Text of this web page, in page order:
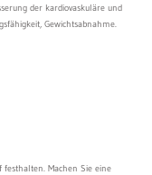
der kardiovaskuläre und
Gewichtsabnahme.
Machen Sie eine